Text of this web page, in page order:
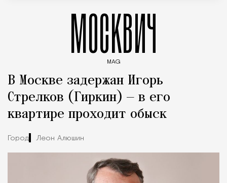
МОСКВИЧ
MAG
В Москве задержан Игорь
Стрелков (Гиркин) — в его
квартире проходит обыск
Город Леон Алюшин